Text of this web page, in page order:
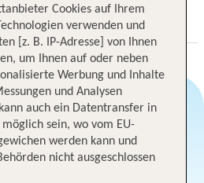
24/7 TUI Service
Cookies auf Ihrem
verwenden und
[z. B. IP-Adresse] von Ihnen
um Ihnen auf oder neben
Werbung und Inhalte
und Analysen
auch ein Datentransfer in
sein, wo vom EU-
werden kann und
nicht ausgeschlossen